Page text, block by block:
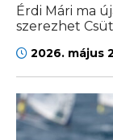
Érdi Mári ma
szerezhet
2026. május